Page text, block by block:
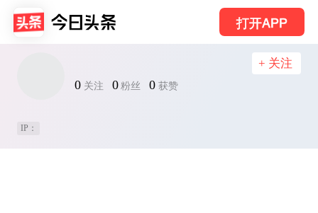
打开APP
0 关注 0 粉丝 0 获赞
+ 关注
IP：